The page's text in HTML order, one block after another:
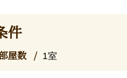
件
屋数 1室